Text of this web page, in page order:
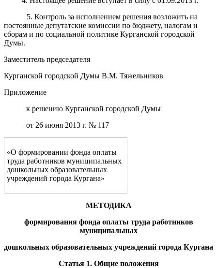
5. Контроль за исполнением решения возложить на
постоянные депутатские комиссии по бюджету, налогам и
сборам и по социальной политике Курганской городской
Думы.
Заместитель председателя
Курганской городской Думы В.М. Тяжельников
Приложение
к решению Курганской городской Думы
от 26 июня 2013 г. № 117
«О формировании фонда оплаты
труда работников муниципальных
дошкольных образовательных
учреждений города Кургана»
МЕТОДИКА
формирования фонда оплаты труда работников
муниципальных
дошкольных образовательных учреждений города Кургана
Статья 1. Общие положения